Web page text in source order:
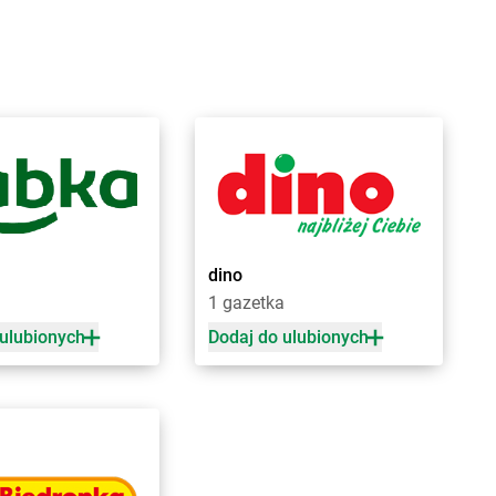
Dolny
Bystrzyca Górna
Biedronka
Bystrzyca Kłodzka
Biedronka Bytom
Bytom Odrzański
Biedronka
Białostocka
Biedronka Czempiń
dino
1 gazetka
Dodaj do ulubionych